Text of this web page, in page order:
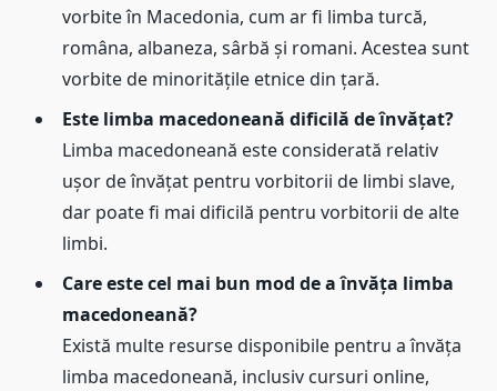
vorbite în Macedonia, cum ar fi limba turcă,
româna, albaneza, sârbă și romani. Acestea sunt
vorbite de minoritățile etnice din țară.
Este limba macedoneană dificilă de învățat?
Limba macedoneană este considerată relativ
ușor de învățat pentru vorbitorii de limbi slave,
dar poate fi mai dificilă pentru vorbitorii de alte
limbi.
Care este cel mai bun mod de a învăța limba
macedoneană?
Există multe resurse disponibile pentru a învăța
limba macedoneană, inclusiv cursuri online,